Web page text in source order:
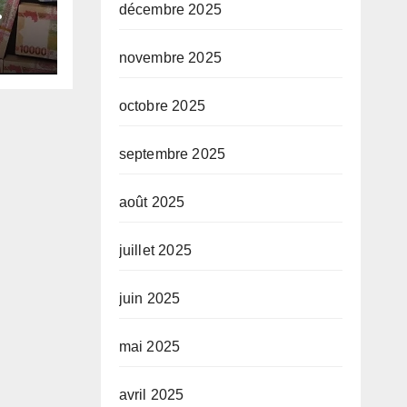
décembre 2025
novembre 2025
octobre 2025
septembre 2025
août 2025
juillet 2025
juin 2025
mai 2025
avril 2025